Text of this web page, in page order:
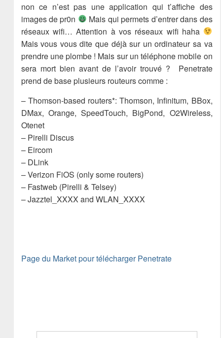
non ce n’est pas une application qui t’affiche des
images de pr0n
Mais qui permets d’entrer dans des
réseaux wifi… Attention à vos réseaux wifi haha
Mais vous vous dite que déjà sur un ordinateur sa va
prendre une plombe ! Mais sur un téléphone mobile on
sera mort bien avant de l’avoir trouvé ? Penetrate
prend de base plusieurs routeurs comme :
– Thomson-based routers*: Thomson, Infinitum, BBox,
DMax, Orange, SpeedTouch, BigPond, O2Wireless,
Otenet
– Pirelli Discus
– Eircom
– DLink
– Verizon FiOS (only some routers)
– Fastweb (Pirelli & Telsey)
– Jazztel_XXXX and WLAN_XXXX
Page du Market pour télécharger Penetrate